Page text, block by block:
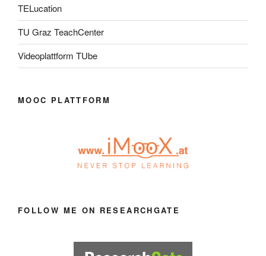
TELucation
TU Graz TeachCenter
Videoplattform TUbe
MOOC PLATTFORM
FOLLOW ME ON RESEARCHGATE